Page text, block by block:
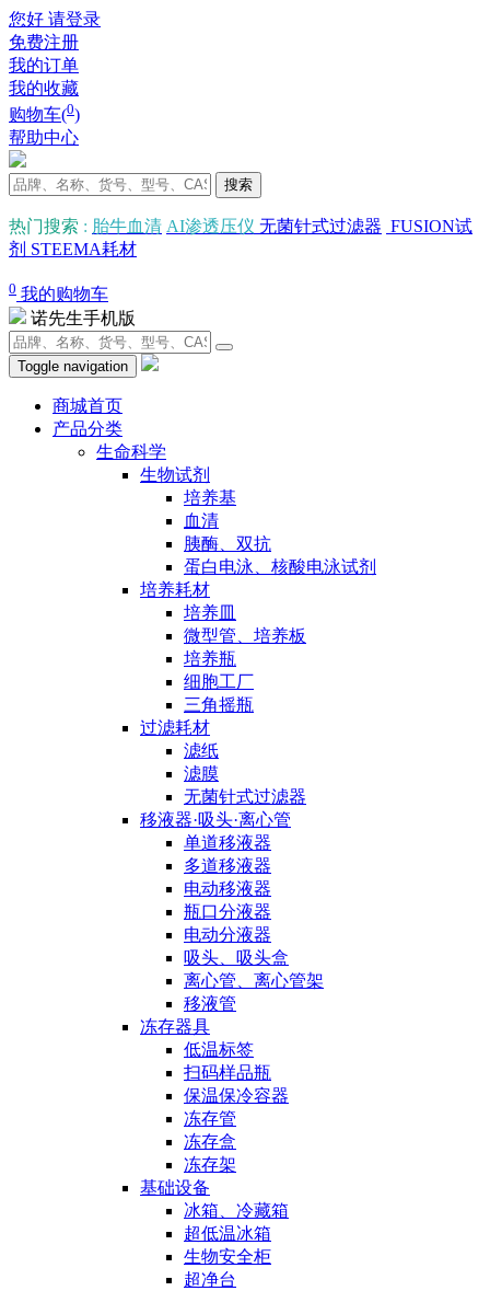
您好 请登录
免费注册
我的订单
我的收藏
购物车(0)
帮助中心
搜索
热门搜索 : 胎牛血清 AI渗透压仪 无菌针式过滤器 FUSION试
剂 STEEMA耗材
0 我的购物车
诺先生手机版
Toggle navigation
商城首页
产品分类
生命科学
生物试剂
培养基
血清
胰酶、双抗
蛋白电泳、核酸电泳试剂
培养耗材
培养皿
微型管、培养板
培养瓶
细胞工厂
三角摇瓶
过滤耗材
滤纸
滤膜
无菌针式过滤器
移液器·吸头·离心管
单道移液器
多道移液器
电动移液器
瓶口分液器
电动分液器
吸头、吸头盒
离心管、离心管架
移液管
冻存器具
低温标签
扫码样品瓶
保温保冷容器
冻存管
冻存盒
冻存架
基础设备
冰箱、冷藏箱
超低温冰箱
生物安全柜
超净台